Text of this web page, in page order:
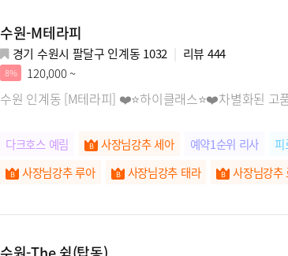
수원-M테라피
경기 수원시 팔달구 인계동 1032 리뷰 444
8% 120,000 ~
수원 인계동 [M테라피] ❤️⭐하이클래스⭐❤️차별화된 고
다크호스 예림 사장님강추 세아 예약1순위 리사 피
사장님강추 루아
사장님강추 태라 사장님강추
수원-The 쉼(탑동)